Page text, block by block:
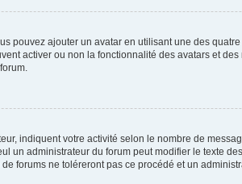
pouvez ajouter un avatar en utilisant une des
activer ou non la fonctionnalité des avatars et
indiquent votre activité selon le nombre de
un administrateur du forum peut modifier le texte
forums ne toléreront pas ce procédé et un